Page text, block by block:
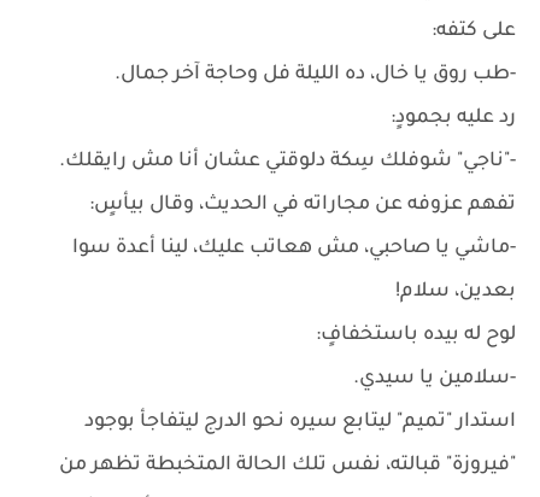
على كتفه:
-طب روق يا خال، ده الليلة فل وحاجة آخر جمال.
رد عليه بجمودٍ:
-"ناجي" شوفلك سِكة دلوقتي عشان أنا مش رايقلك.
تفهم عزوفه عن مجاراته في الحديث، وقال بيأسٍ:
-ماشي يا صاحبي، مش هعاتب عليك، لينا أعدة سوا
بعدين، سلام!
لوح له بيده باستخفافٍ:
-سلامين يا سيدي.
استدار "تميم" ليتابع سيره نحو الدرج ليتفاجأ بوجود
"فيروزة" قبالته، نفس تلك الحالة المتخبطة تظهر من